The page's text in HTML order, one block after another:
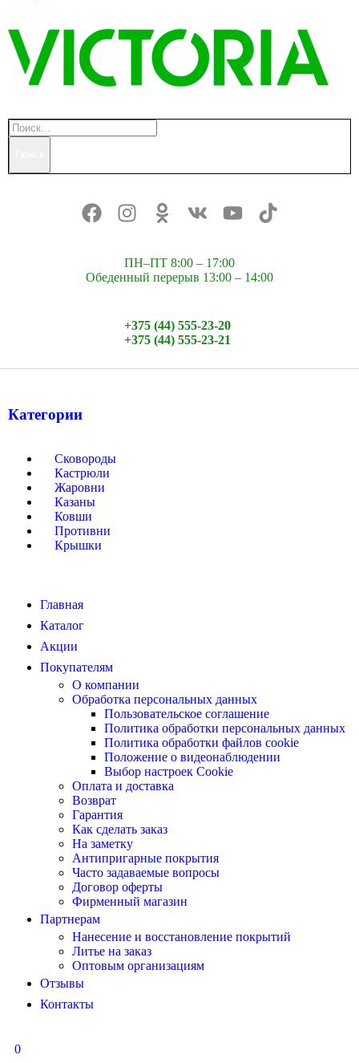
ПН–ПТ 8:00 – 17:00
Обеденный перерыв 13:00 – 14:00
+375 (44) 555-23-20
+375 (44) 555-23-21
Категории
Сковороды
Кастрюли
Жаровни
Казаны
Ковши
Противни
Крышки
Главная
Каталог
Акции
Покупателям
О компании
Обработка персональных данных
Пользовательское соглашение
Политика обработки персональных данных
Политика обработки файлов cookie
Положение о видеонаблюдении
Выбор настроек Cookie
Оплата и доставка
Возврат
Гарантия
Как сделать заказ
На заметку
Антипригарные покрытия
Часто задаваемые вопросы
Договор оферты
Фирменный магазин
Партнерам
Нанесение и восстановление покрытий
Литье на заказ
Оптовым организациям
Отзывы
Контакты
0